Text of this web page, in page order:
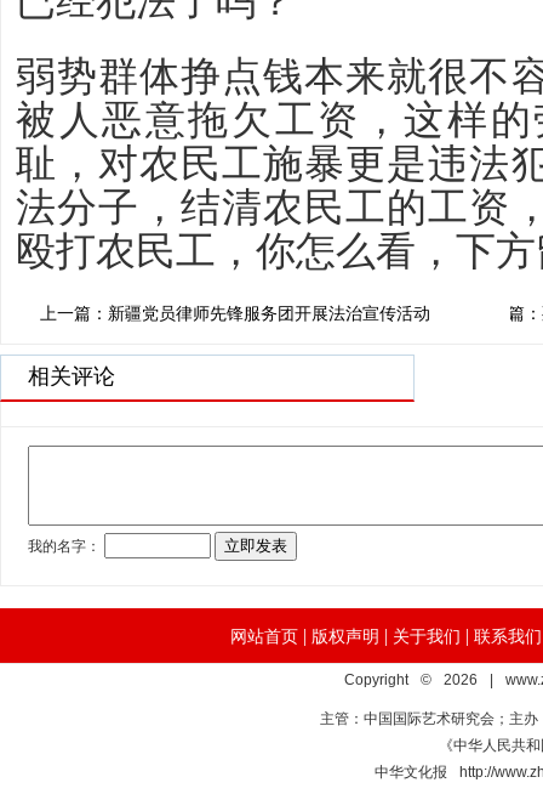
弱势群体挣点钱本来就很不
被人恶意拖欠工资，这样
耻，对农民工施暴更是违法
法分子，结清农民工的工资
殴打农民工，你怎么看，下
上一篇：新疆党员律师先锋服务团开展法治宣传活动 下一篇
相关评论
网站首页 | 版权声明 | 关于我们 | 联系我们
Copyright © 2026 |
主管：中国国际艺术研究会；主
《中华人民共
中华文化报 http://